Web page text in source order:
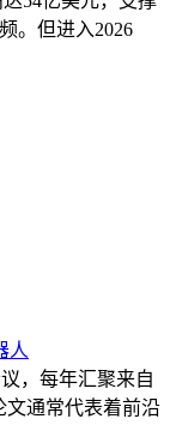
。但进入2026
人
，每年汇聚来自
文通常代表着前沿